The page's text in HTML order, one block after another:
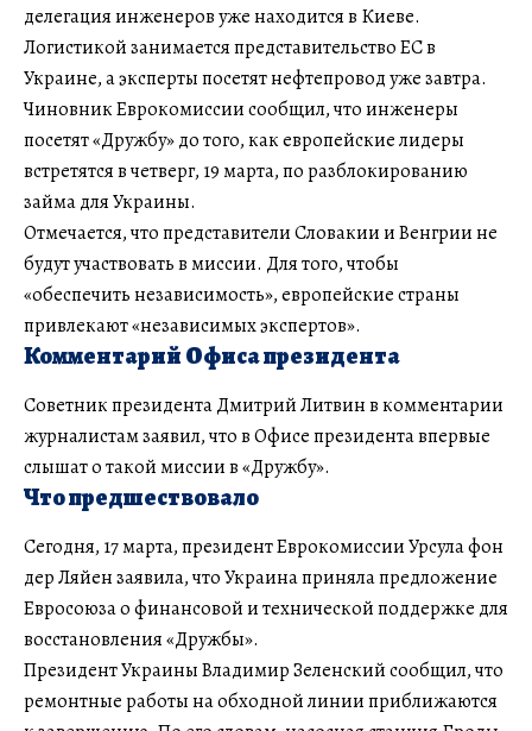
делегация инженеров уже находится в Киеве.
Логистикой занимается представительство ЕС в
Украине, а эксперты посетят нефтепровод уже завтра.
Чиновник Еврокомиссии сообщил, что инженеры
посетят «Дружбу» до того, как европейские лидеры
встретятся в четверг, 19 марта, по разблокированию
займа для Украины.
Отмечается, что представители Словакии и Венгрии не
будут участвовать в миссии. Для того, чтобы
«обеспечить независимость», европейские страны
привлекают «независимых экспертов».
Комментарий Офиса президента
Советник президента Дмитрий Литвин в комментарии
журналистам заявил, что в Офисе президента впервые
слышат о такой миссии в «Дружбу».
Что предшествовало
Сегодня, 17 марта, президент Еврокомиссии Урсула фон
дер Ляйен заявила, что Украина приняла предложение
Евросоюза о финансовой и технической поддержке для
восстановления «Дружбы».
Президент Украины Владимир Зеленский сообщил, что
ремонтные работы на обходной линии приближаются